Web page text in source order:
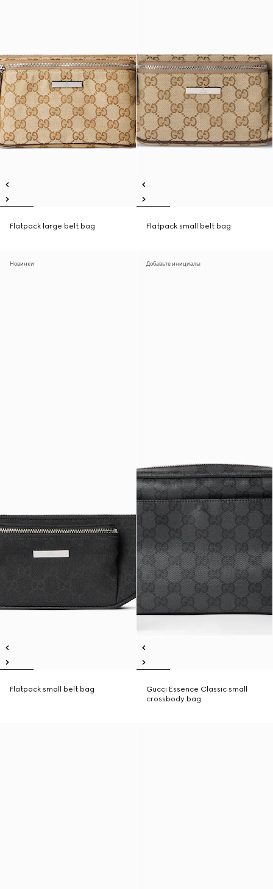
Flatpack large belt bag Flatpack small belt bag
Новинки
Flatpack small belt bag
Добавьте инициалы
Gucci Essence Classic small
crossbody bag